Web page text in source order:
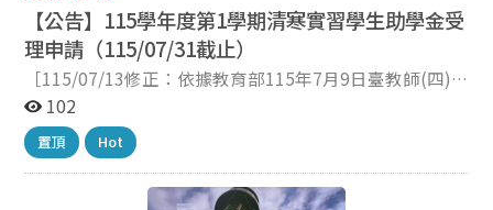
【公告】115學年度第1學期清寒實習學生助學金受
理申請（115/07/31截止）
［115/07/13修正：依據教育部115年7月9日臺教師(四)
字第1152601966號函，補助資格、金額等未更動］ 教育
部每年約7月下旬來函通知清寒實習學生助學金申請事
宜，8月中旬截止，因應作業時程較短，預先公告申請資
訊及收件。 如補助規定有異動，依教育部本年度公告之內
102
置頂 Hot